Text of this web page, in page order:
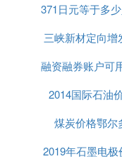
371日元等于多
三峡新材定向增
融资融券账户可
2014国际石油
煤炭价格鄂尔
2019年石墨电极